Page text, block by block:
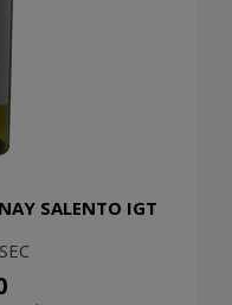
SALENTO IGT